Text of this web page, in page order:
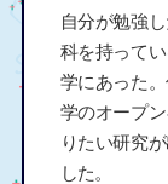
自分が勉強
科を持って
学にあった
学のオープ
りたい研究
した。